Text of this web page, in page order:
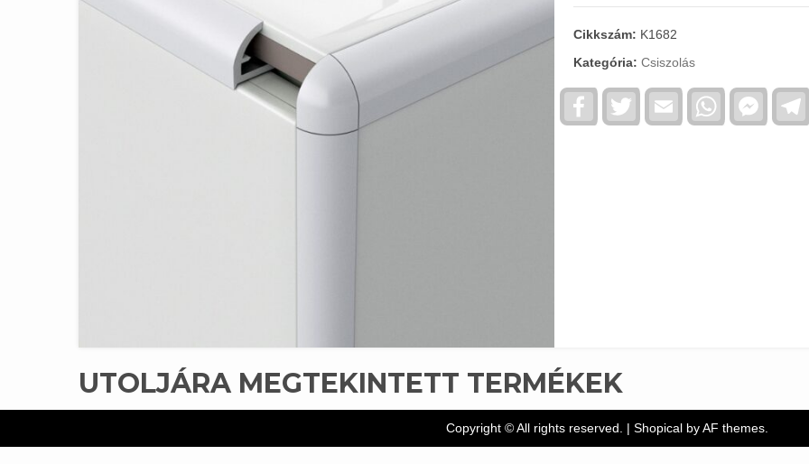
Cikkszám: K1682
Kategória:Csiszolás
FacebookTwitter Email WhatsApp
UTOLJÁRA MEGTEKINTETT TERMÉKEK
Copyright © All rights reserved. | Shopicalby AF themes.